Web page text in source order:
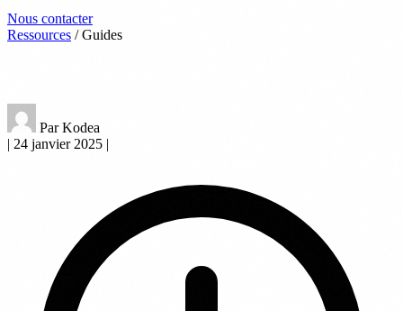
Nous contacter
Ressources / Guides
Par Kodea
| 24 janvier 2025 |